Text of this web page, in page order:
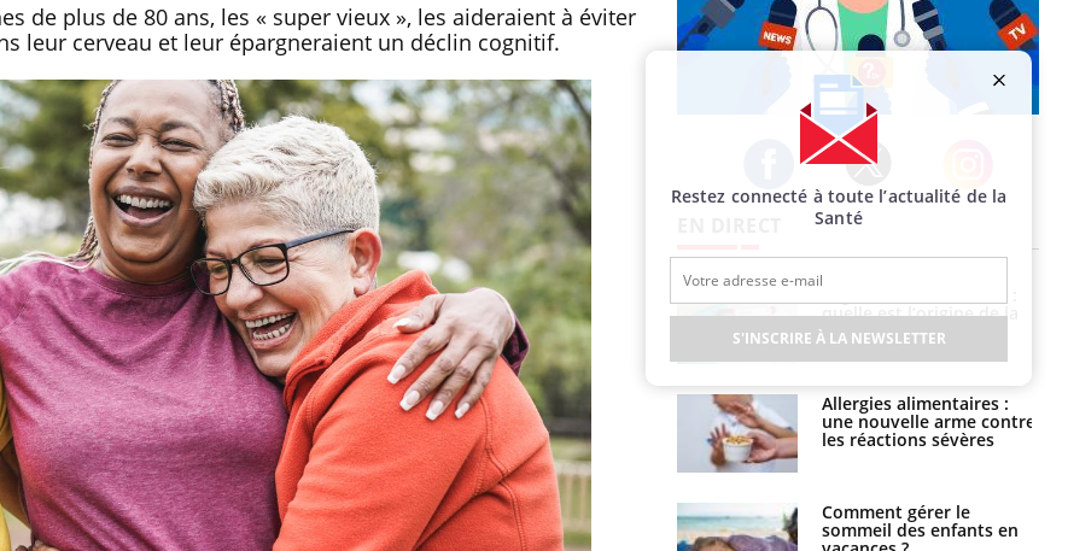
de plus de 80 ans, les « super vieux », les aideraient à éviter
leur cerveau et leur épargneraient un déclin cognitif.
Facebook Twitter Instagram
Le Viagra pourrait-il
freiner la propagation du
cancer ?
Pourquoi manger moins
de protéines pourrait
finalement être bénéfique
Grossesse et chaleur : ce
que dit la science
Le smartphone nuit-il à
l'apprentissage de la
lecture ?
Mordue par une tique en
vacances, elle reste dans
le coma pendant 42 jours
Mordue par un
barracuda, une petite fille
quelle est l’origine de la
contamination ?
Allergies alimentaires :
une nouvelle arme contre
les réactions sévères
Comment gérer le
sommeil des enfants en
Restez connecté à toute l’actualité de la
Santé
S'INSCRIRE À LA NEWSLETTER